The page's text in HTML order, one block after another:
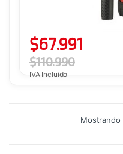
$67.991
$110.990
IVA Incluido
Mostrando